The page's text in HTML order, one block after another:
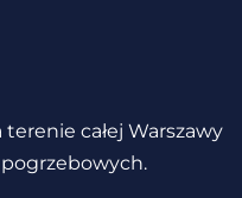
całej Warszawy